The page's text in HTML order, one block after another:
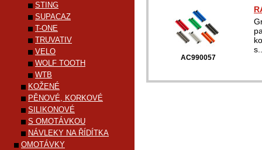
AC990057
STING
SUPACAZ
T-ONE
TRUVATIV
VELO
WOLF TOOTH
WTB
KOŽENÉ
PĚNOVÉ, KORKOVÉ
SILIKONOVÉ
S OMOTÁVKOU
NÁVLEKY NA ŘÍDÍTKA
OMOTÁVKY